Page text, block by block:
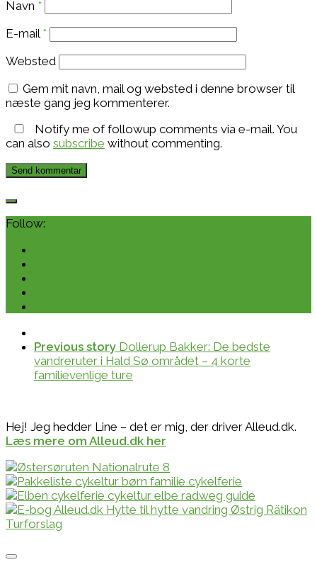
Navn *
E-mail *
Websted
Gem mit navn, mail og websted i denne browser til
næste gang jeg kommenterer.
Notify me of followup comments via e-mail. You
can also subscribe without commenting.
Follow:
Previous story Dollerup Bakker: De bedste
vandreruter i Hald Sø området – 4 korte
familievenlige ture
Hej! Jeg hedder Line – det er mig, der driver Alleud.dk.
Læs mere om Alleud.dk her